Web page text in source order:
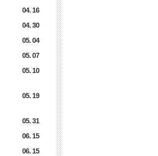
04. 16
04. 30
05. 04
05. 07
05. 10
05. 19
05. 31
06. 15
06. 15